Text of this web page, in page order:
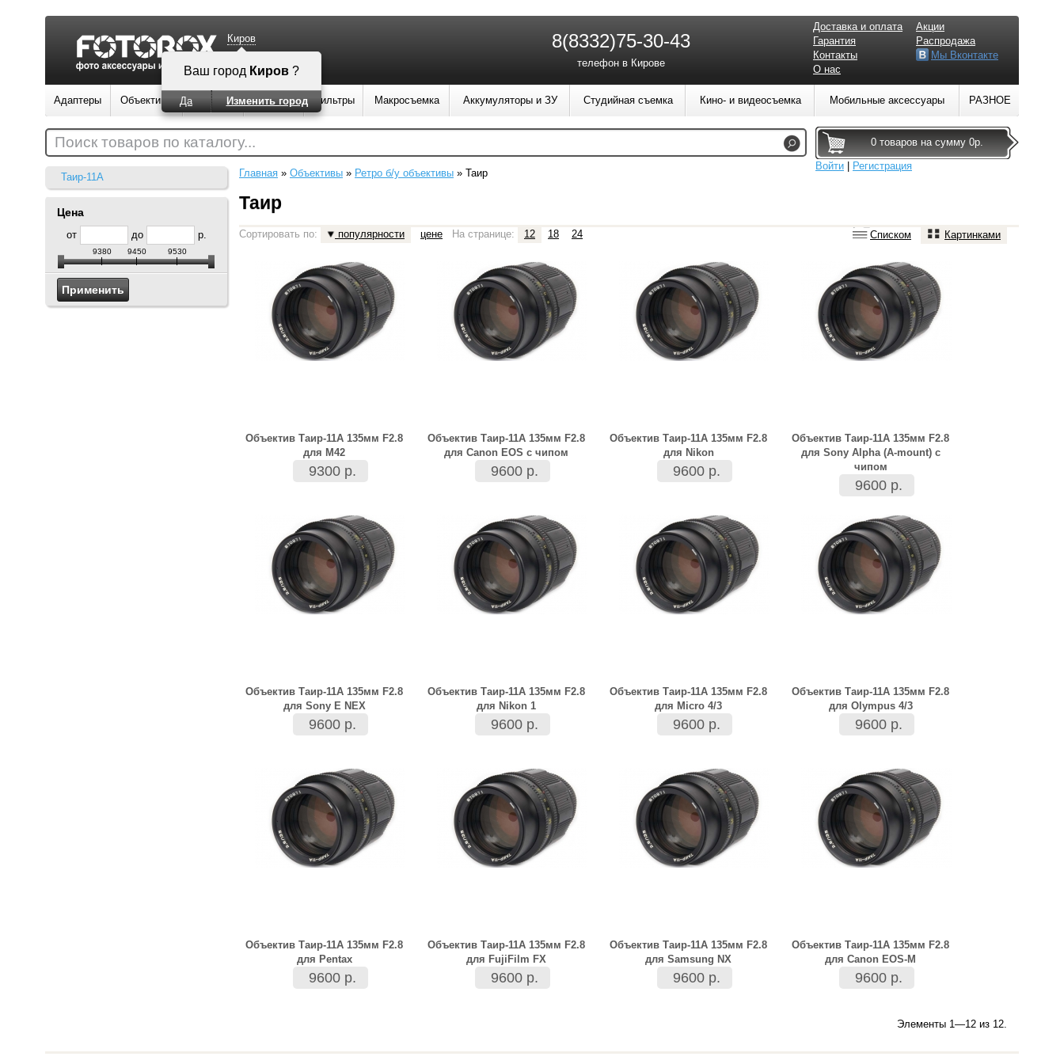
Таир-11А
Цена
от до р.
9380 9450 9530
Главная » Объективы » Ретро б/у объективы » Таир
Таир
Сортировать по: популярности цене На странице: 12 18 24 Списком Картинками
Объектив Таир-11А 135мм F2.8
для М42
9300 р.
Объектив Таир-11А 135мм F2.8
для Canon EOS с чипом
9600 р.
Объектив Таир-11А 135мм F2.8
для Nikon
9600 р.
Объектив Таир-11А 135мм F2.8
для Sony Alpha (A-mount) с
чипом
9600 р.
Объектив Таир-11А 135мм F2.8
для Sony E NEX
9600 р.
Объектив Таир-11А 135мм F2.8
для Nikon 1
9600 р.
Объектив Таир-11А 135мм F2.8
для Micro 4/3
9600 р.
Объектив Таир-11А 135мм F2.8
для Olympus 4/3
9600 р.
Объектив Таир-11А 135мм F2.8
для Pentax
9600 р.
Объектив Таир-11А 135мм F2.8
для FujiFilm FX
9600 р.
Объектив Таир-11А 135мм F2.8
для Samsung NX
9600 р.
Объектив Таир-11А 135мм F2.8
для Canon EOS-M
9600 р.
Элементы 1—12 из 12.
Киров
Ваш город Киров ?
Да Изменить город
8(8332)75-30-43
телефон в Кирове
Доставка и оплата
Гарантия
Контакты
О нас
Акции
Распродажа
Мы Вконтакте
Адаптеры Объективы Вспышки Штативы Фильтры Макросъемка Аккумуляторы и ЗУ Студийная съемка Кино- и видеосъемка Мобильные аксессуары РАЗНОЕ
0 товаров на сумму 0р.
Войти
Регистрация
Поиск товаров по каталогу...